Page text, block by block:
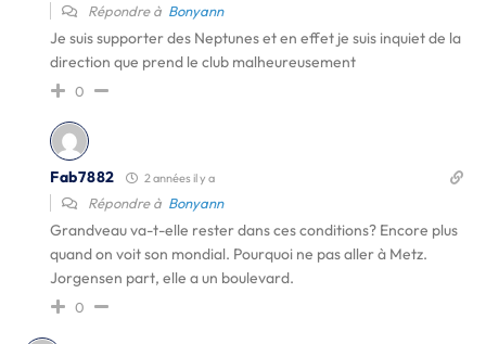
Répondre à Bonyann
Je suis supporter des Neptunes et en effet je suis inquiet de la
direction que prend le club malheureusement
0
Fab7882 2 années il y a
Répondre à Bonyann
Grandveau va-t-elle rester dans ces conditions? Encore plus
quand on voit son mondial. Pourquoi ne pas aller à Metz.
Jorgensen part, elle a un boulevard.
0